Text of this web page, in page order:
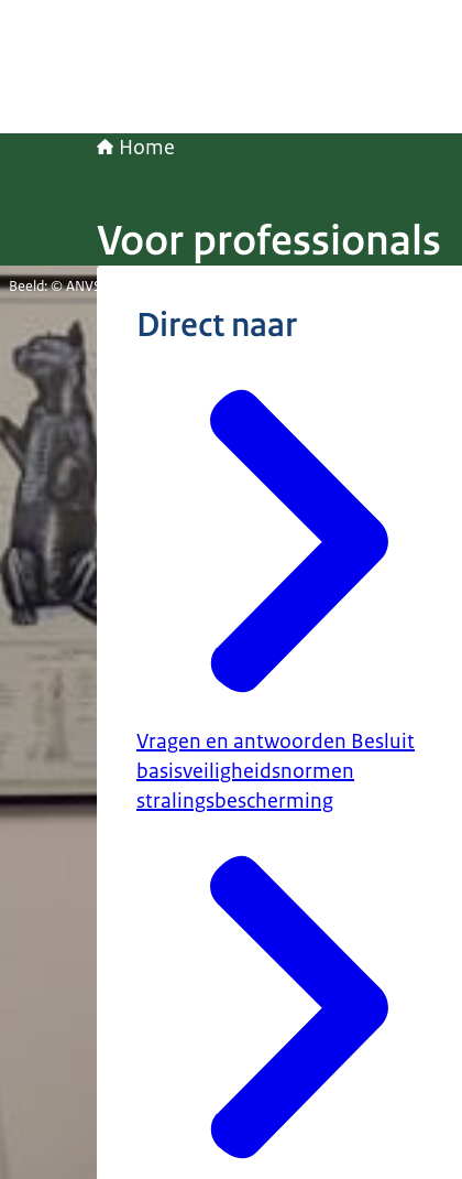
Home
Voor professionals
Beeld: © ANVS
Direct naar
Vragen en antwoorden Besluit
basisveiligheidsnormen
stralingsbescherming